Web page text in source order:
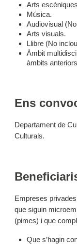
Arts
Música.
Audiovisual
Arts visuals.
Llibre (No
Àmbit
àmbits
Ens
Departament de
Culturals.
Empreses
que siguin
(pimes) i que
Que s’hagin